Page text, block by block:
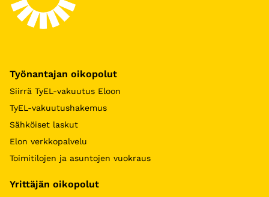
Työnantajan oikopolut
Siirrä TyEL-vakuutus Eloon
TyEL-vakuutushakemus
Sähköiset laskut
Elon verkkopalvelu
Toimitilojen ja asuntojen vuokraus
Yrittäjän oikopolut